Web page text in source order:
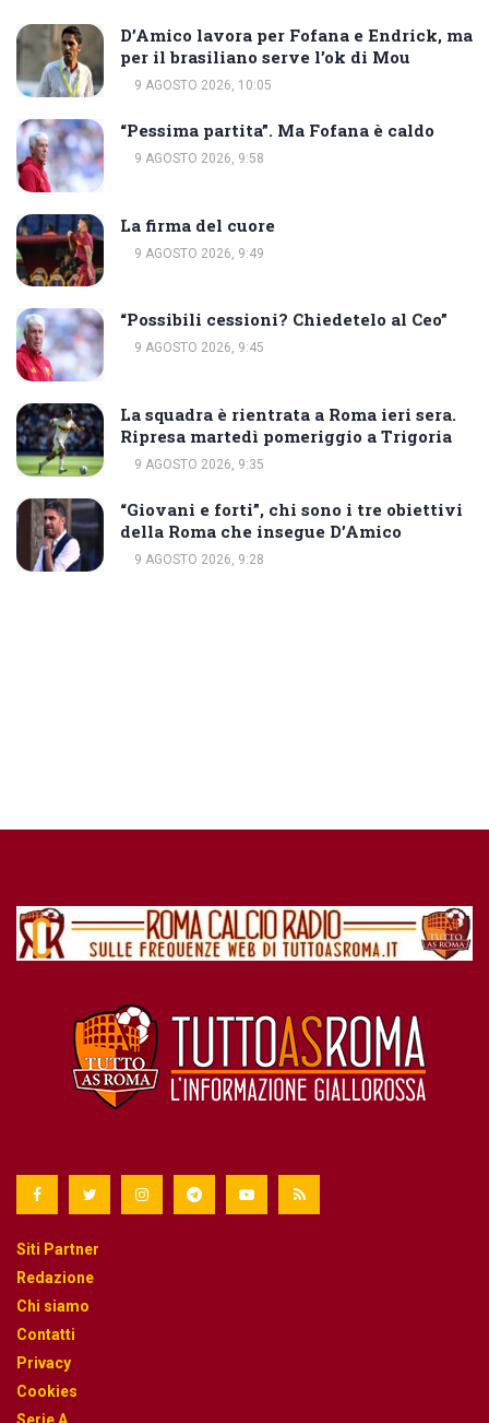
D’Amico lavora per Fofana e Endrick, ma
per il brasiliano serve l’ok di Mou
9 AGOSTO 2026, 10:05
“Pessima partita”. Ma Fofana è caldo
9 AGOSTO 2026, 9:58
La firma del cuore
9 AGOSTO 2026, 9:49
“Possibili cessioni? Chiedetelo al Ceo”
9 AGOSTO 2026, 9:45
La squadra è rientrata a Roma ieri sera.
Ripresa martedì pomeriggio a Trigoria
9 AGOSTO 2026, 9:35
“Giovani e forti”, chi sono i tre obiettivi
della Roma che insegue D’Amico
9 AGOSTO 2026, 9:28
Siti Partner
Redazione
Chi siamo
Contatti
Privacy
Cookies
Serie A